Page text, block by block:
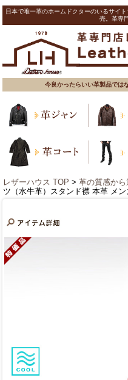
日本で唯一革のホームドクターのいるサイ
売。革専
今良かったらいい革製品では
レザーハウス TOP > 革の質感から
ツ（水牛革）スタンド襟 本革 メン